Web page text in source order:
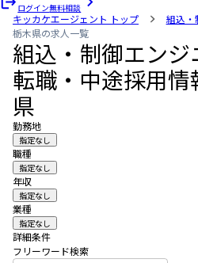
ログイン無料相談
キッカケエージェント トップ
組込・
栃木県の求人一覧
組込・制御エンジ
転職・中途採用情
県
勤務地
指定なし
職種
指定なし
年収
指定なし
業種
指定なし
詳細条件
フリーワード検索